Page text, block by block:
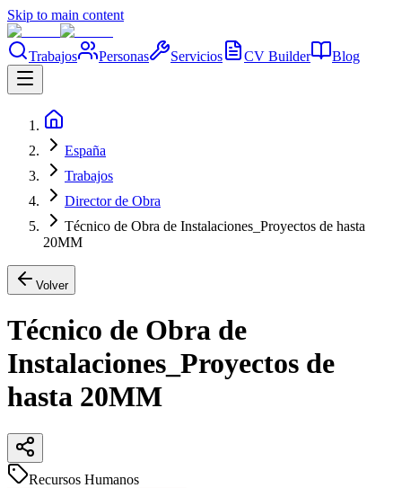
Skip to main content
Trabajos Personas Servicios CV Builder Blog
España
Trabajos
Director de Obra
Técnico de Obra de Instalaciones_Proyectos de hasta
20MM
Volver
Técnico de Obra de
Instalaciones_Proyectos de
hasta 20MM
Recursos Humanos